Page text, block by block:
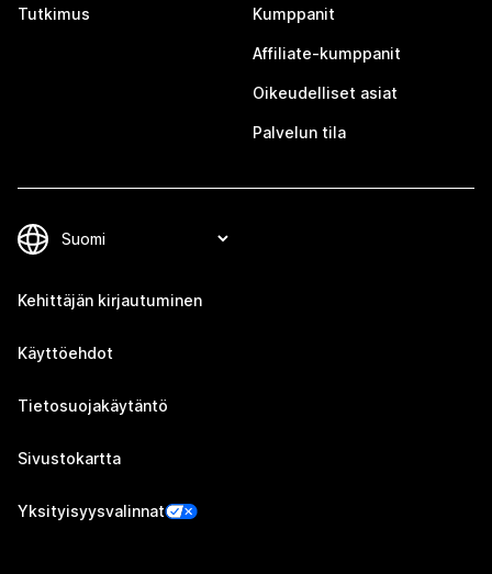
Tutkimus Kumppanit
Affiliate-kumppanit
Oikeudelliset asiat
Palvelun tila
Kehittäjän kirjautuminen
Käyttöehdot
Tietosuojakäytäntö
Sivustokartta
Yksityisyysvalinnat